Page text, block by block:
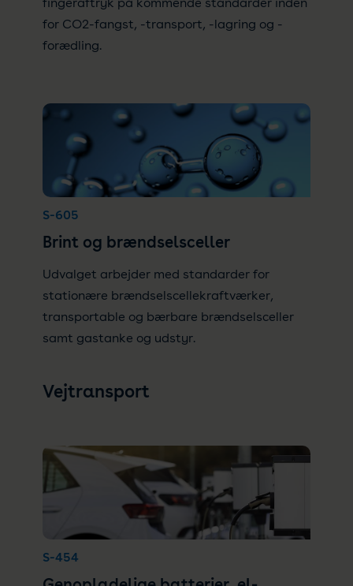
for CO2-fangst, -transport, -lagring og -
forædling.
S-605
Brint og brændselsceller
Udvalget arbejder med standarder for
stationære brændselscellekraftværker,
transportable og bærbare brændselsceller
samt gastanke og udstyr.
Vejtransport
S-454